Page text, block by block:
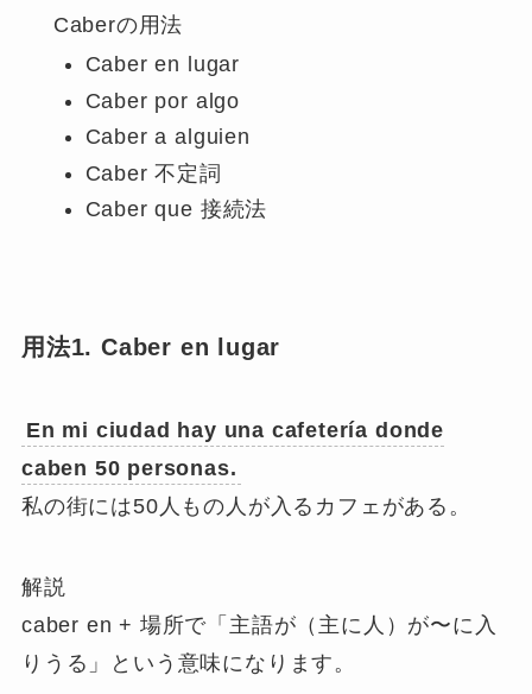
Caberの用法
Caber en lugar
Caber por algo
Caber a alguien
Caber 不定詞
Caber que 接続法
用法1. Caber en lugar
En mi ciudad hay una cafetería donde
caben 50 personas.
私の街には50人もの人が入るカフェがある。
解説
caber en + 場所で「主語が（主に人）が〜に入
りうる」という意味になります。